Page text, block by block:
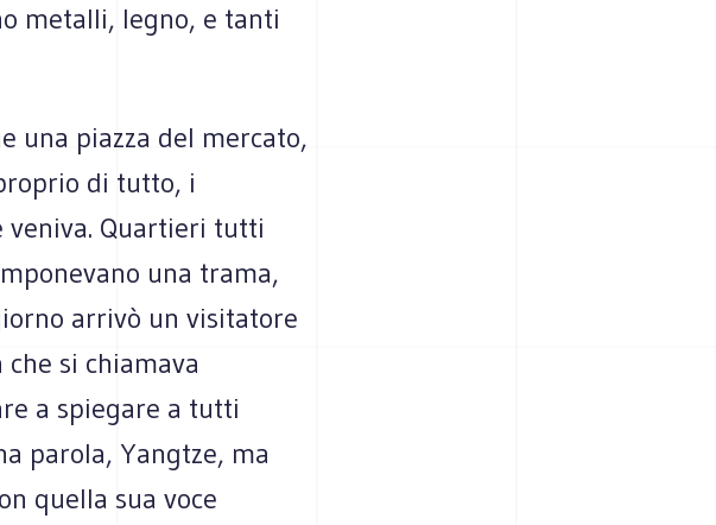
metalli, legno, e tanti
una piazza del mercato,
di tutto, i
veniva. Quartieri tutti
una trama,
arrivò un visitatore
si chiamava
a spiegare a tutti
parola, Yangtze, ma
quella sua voce